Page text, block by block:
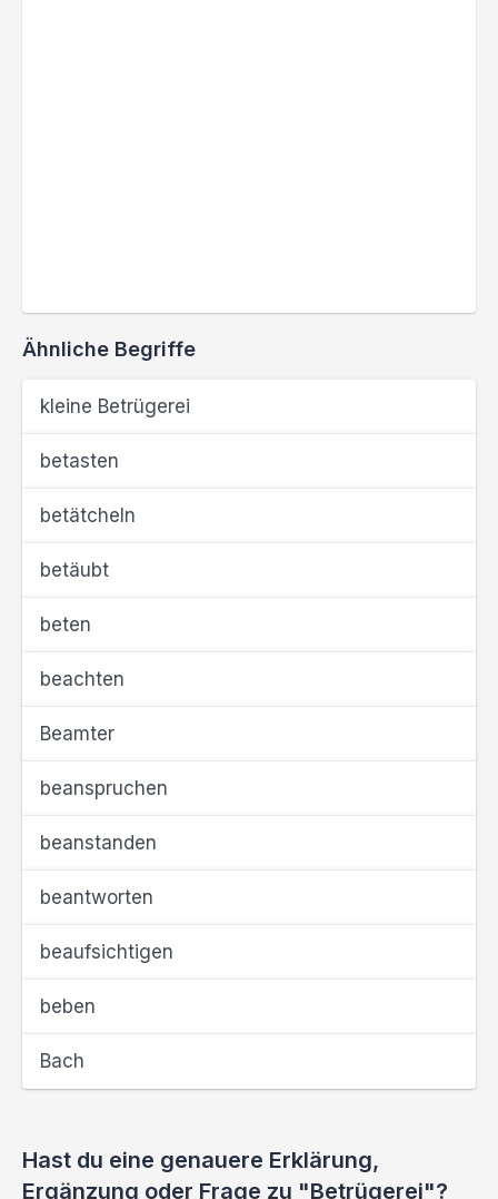
Ähnliche Begriffe
kleine Betrügerei
betasten
betätcheln
betäubt
beten
beachten
Beamter
beanspruchen
beanstanden
beantworten
beaufsichtigen
beben
Bach
Hast du eine genauere Erklärung,
Ergänzung oder Frage zu "Betrügerei"?